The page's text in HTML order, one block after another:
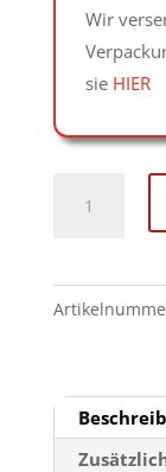
Wir
sie HIER